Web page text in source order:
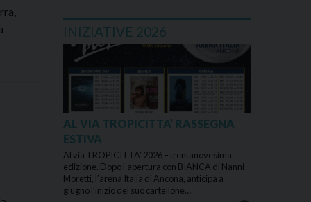
INIZIATIVE 2026
AL VIA TROPICITTA’ RASSEGNA
ESTIVA
Al via TROPICITTA’ 2026 – trentanovesima
edizione. Dopo l’apertura con BIANCA di Nanni
Moretti, l’arena Italia di Ancona, anticipa a
giugno l’inizio del suo cartellone…